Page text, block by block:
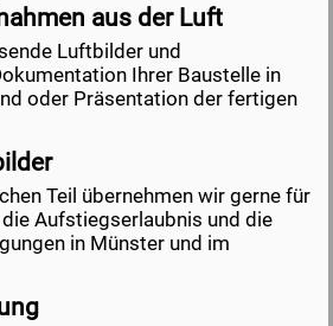
aus der Luft
Luftbilder und
Ihrer Baustelle in
oder Präsentation der fertigen
Teil übernehmen wir gerne für
Aufstiegserlaubnis und die
in Münster und im